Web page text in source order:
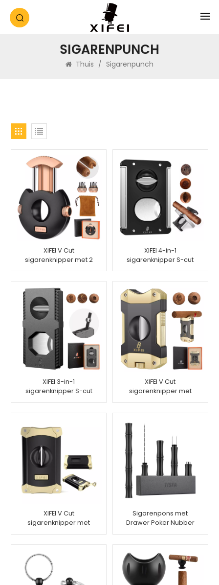
SIGARENPUNCH
Thuis / Sigarenpunch
XIFEI V Cut
sigarenknipper met 2
stoten
XIFEI 4-in-1
sigarenknipper S-cut
V-cut punch-cut
XIFEI 3-in-1
sigarenknipper S-cut
V-cut Punch-cut
XIFEI V Cut
sigarenknipper met
sigarenponsstandaard
XIFEI V Cut
sigarenknipper met
Sigarenpons met
Drawer Poker Nubber